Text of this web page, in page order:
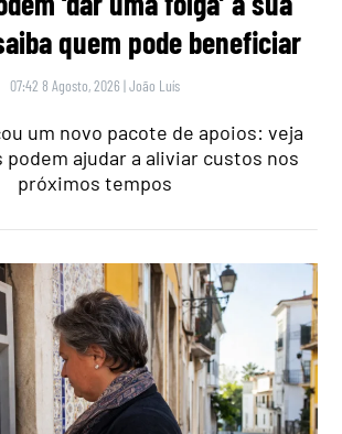
quem pode beneficiar
07:42 8 Agosto, 2026 |João Luís
um novo pacote de apoios: veja
podem ajudar a aliviar custos nos
próximos tempos